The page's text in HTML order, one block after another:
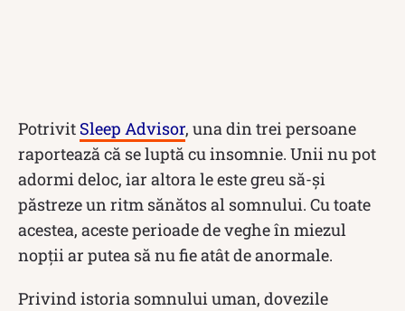
Potrivit Sleep Advisor, una din trei persoane
raportează că se luptă cu insomnie. Unii nu pot
adormi deloc, iar altora le este greu să-și
păstreze un ritm sănătos al somnului. Cu toate
acestea, aceste perioade de veghe în miezul
nopții ar putea să nu fie atât de anormale.
Privind istoria somnului uman, dovezile